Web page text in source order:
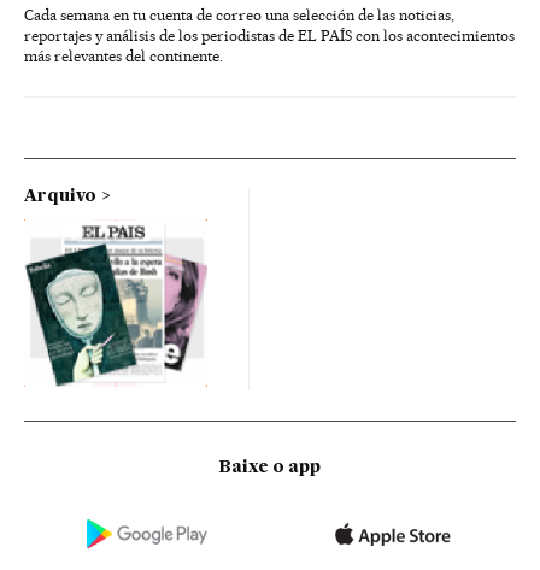
Cada semana en tu cuenta de correo una selección de las noticias,
reportajes y análisis de los periodistas de EL PAÍS con los acontecimientos
más relevantes del continente.
Arquivo
Baixe o app